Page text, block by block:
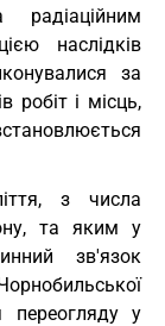
наслідків
за
робіт і місць,
з числа
та яким у
зв'язок
переогляду у